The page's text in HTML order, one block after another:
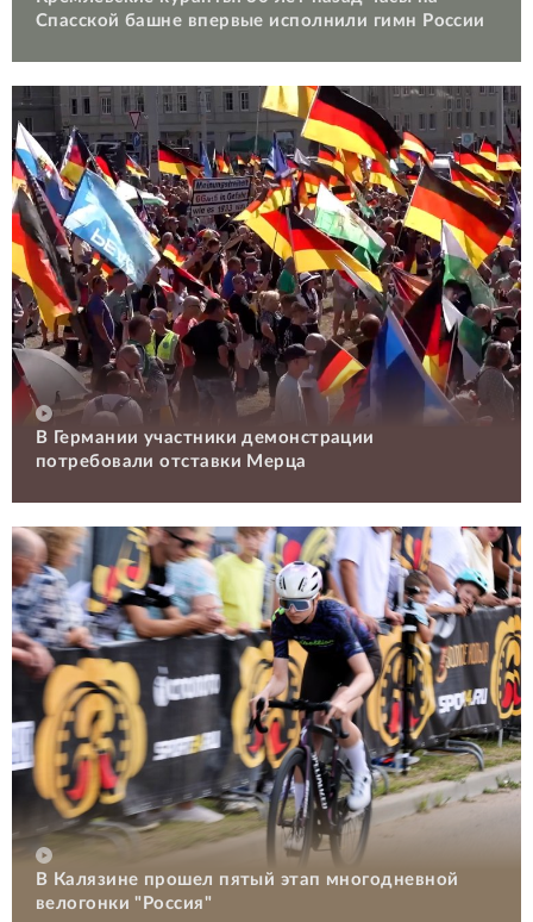
Спасской башне впервые исполнили гимн России
В Германии участники демонстрации
потребовали отставки Мерца
В Калязине прошел пятый этап многодневной
велогонки "Россия"